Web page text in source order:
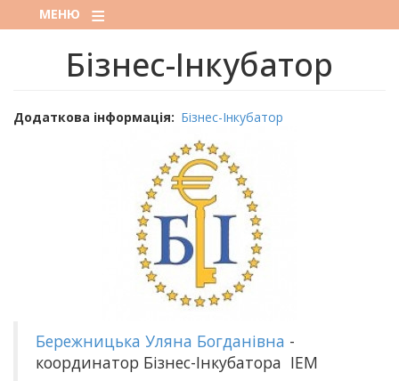
МЕНЮ
Бізнес-Інкубатор
Додаткова інформація Бізнес-Інкубатор
Бережницька Уляна Богданівна -
координатор Бізнес-Інкубатора ІЕМ